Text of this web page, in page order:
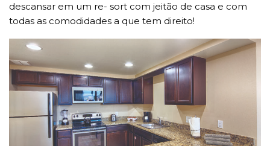
descansar em um re- sort com jeitão de casa e com
todas as comodidades a que tem direito!